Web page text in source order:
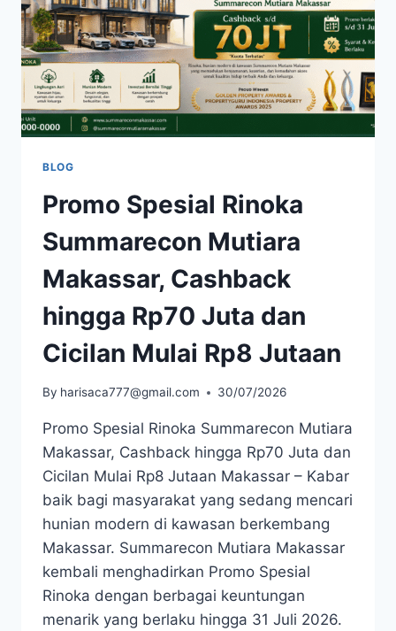
BLOG
Promo Spesial Rinoka
Summarecon Mutiara
Makassar, Cashback
hingga Rp70 Juta dan
Cicilan Mulai Rp8 Jutaan
By harisaca777@gmail.com 30/07/2026
Promo Spesial Rinoka Summarecon Mutiara
Makassar, Cashback hingga Rp70 Juta dan
Cicilan Mulai Rp8 Jutaan Makassar – Kabar
baik bagi masyarakat yang sedang mencari
hunian modern di kawasan berkembang
Makassar. Summarecon Mutiara Makassar
kembali menghadirkan Promo Spesial
Rinoka dengan berbagai keuntungan
menarik yang berlaku hingga 31 Juli 2026.